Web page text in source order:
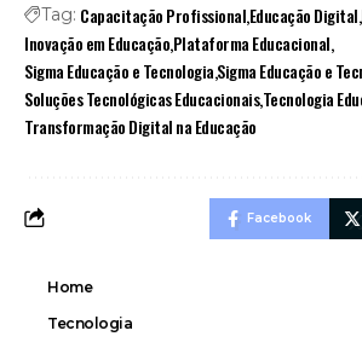
Tag: Capacitação ProfissionalEducação Digital
Inovação em EducaçãoPlataforma Educacional
Sigma Educação e TecnologiaSigma Educação e
Soluções Tecnológicas EducacionaisTecnologia
Transformação Digital na Educação
Facebook
Home
Tecnologia